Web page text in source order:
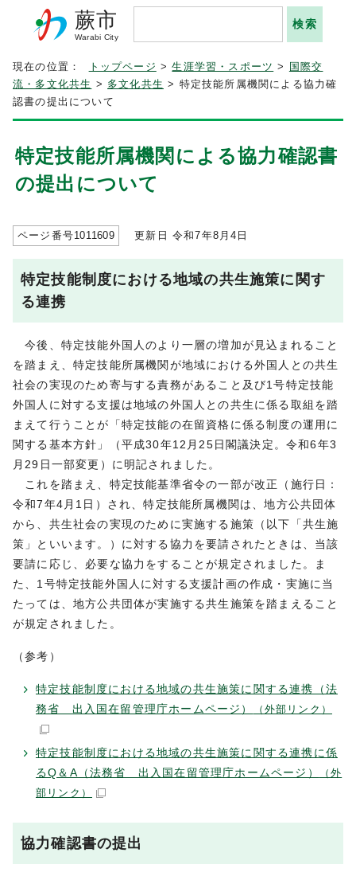
蕨市
Warabi City
現在の位置： トップページ >生涯学習・スポーツ >
国際交
流・多文化共生 > 多文化共生 > 特定技能所属機関による協力確
認書の提出について
特定技能所属機関による協力確認書
の提出について
ページ番号1011609 更新日 令和7年8月4日
特定技能制度における地域の共生施策に関す
る連携
今後、特定技能外国人のより一層の増加が見込まれること
を踏まえ、特定技能所属機関が地域における外国人との共生
社会の実現のため寄与する責務があること及び1号特定技能
外国人に対する支援は地域の外国人との共生に係る取組を踏
まえて行うことが「特定技能の在留資格に係る制度の運用に
関する基本方針」（平成30年12月25日閣議決定。令和6年3
月29日一部変更）に明記されました。
これを踏まえ、特定技能基準省令の一部が改正（施行日：
令和7年4月1日）され、特定技能所属機関は、地方公共団体
から、共生社会の実現のために実施する施策（以下「共生施
策」といいます。）に対する協力を要請されたときは、当該
要請に応じ、必要な協力をすることが規定されました。ま
た、1号特定技能外国人に対する支援計画の作成・実施に当
たっては、地方公共団体が実施する共生施策を踏まえること
が規定されました。
（参考）
特定技能制度における地域の共生施策に関する連携（法
務省 出入国在留管理庁ホームページ）
（外部リンク）
特定技能制度における地域の共生施策に関する連携に係
るQ＆A（法務省 出入国在留管理庁ホームページ）
（外
部リンク）
協力確認書の提出